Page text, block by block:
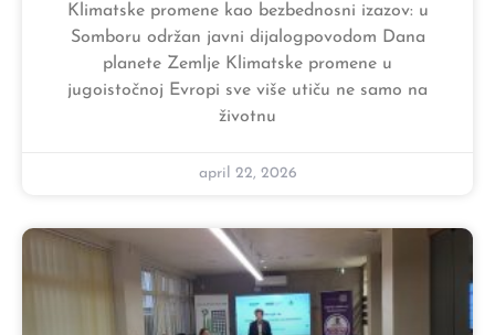
Klimatske promene kao bezbednosni izazov: u
Somboru održan javni dijalogpovodom Dana
planete Zemlje Klimatske promene u
jugoistočnoj Evropi sve više utiču ne samo na
životnu
april 22, 2026